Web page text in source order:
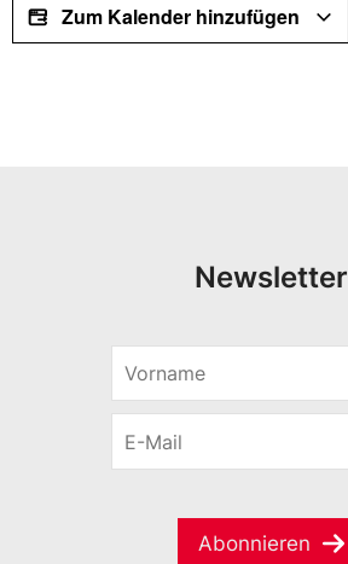
Zum Kalender hinzufügen
Newsletter
r
m
M
-
a
l
Abonnieren